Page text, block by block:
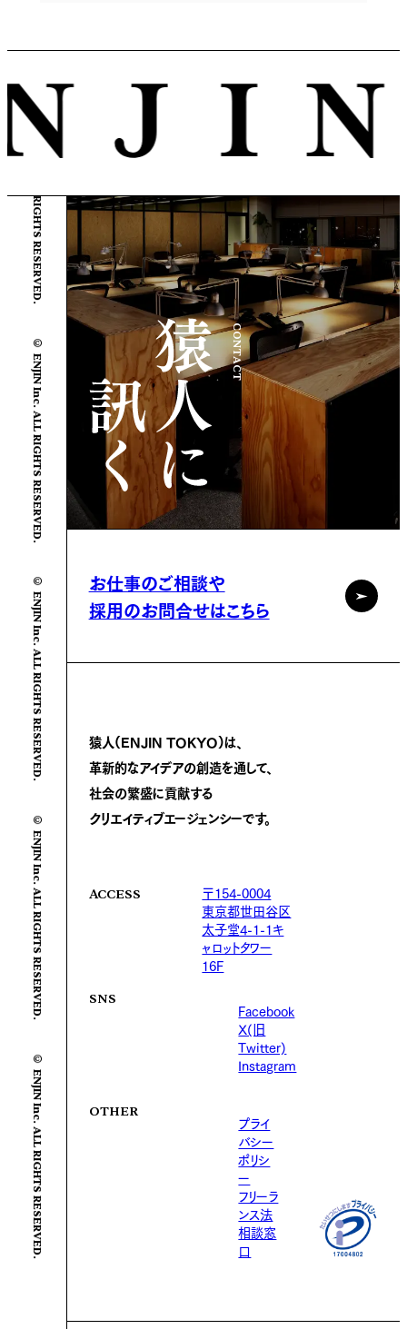
© ENJIN Inc. ALL RIGHTS RESERVED.
© ENJIN Inc. ALL RIGHTS RESERVED.
© ENJIN Inc. ALL RIGHTS RESERVED.
© ENJIN Inc. ALL RIGHTS RESERVED.
© ENJIN Inc. ALL RIGHTS RESERVED.
CONTACT
お仕事のご相談や
採用のお問合せはこちら
猿人(ENJIN TOKYO)は、
革新的なアイデアの創造を通して、
社会の繁盛に貢献する
クリエイティブエージェンシーです。
ACCESS
〒154-0004
東京都世田谷区
太子堂4-1-1キ
ャロットタワー
16F
SNS
Facebook
X(旧
Twitter)
Instagram
OTHER
プライ
バシー
ポリシ
ー
フリーラ
ンス法
相談窓
口